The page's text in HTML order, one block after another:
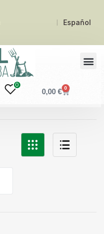
Español
0
0,00€ 0